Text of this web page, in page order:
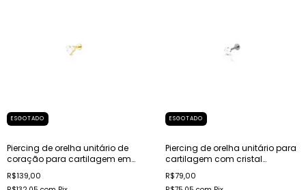
ESGOTADO
Piercing de orelha unitário de
coração para cartilagem em
aço dourado
R$139,00
ESGOTADO
Piercing de orelha unitário para
cartilagem com cristal
quadrado em aço
R$79,00